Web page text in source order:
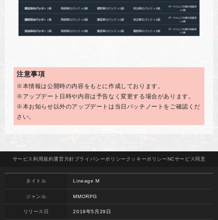
注意事項
※本情報は公開時の内容をもとに作成しております。
※アップデート日時や内容は予告なく変更する場合があります。
※本お知らせ以外のアップデートは当日パッチノートをご確認くだ
さい。
サービス 利用規約運営方針プライバシーポリシー クッキーポリシーNCサービス 同意
タイトル Lineage M
ジャンル MMORPG
リリース日 2019年5月29日